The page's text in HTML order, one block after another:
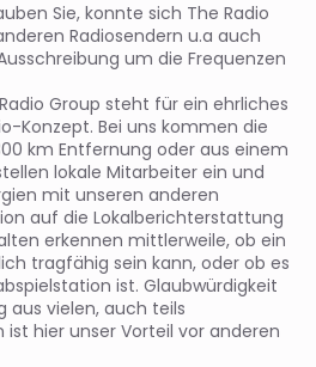
Sie, konnte sich The Radio
Radiosendern u.a auch
um die Frequenzen
Group steht für ein ehrliches
Konzept. Bei uns kommen die
km Entfernung oder aus einem
lokale Mitarbeiter ein und
mit unseren anderen
auf die Lokalberichterstattung
erkennen mittlerweile, ob ein
tragfähig sein kann, oder ob es
ist. Glaubwürdigkeit
aus vielen, auch teils
hier unser Vorteil vor anderen